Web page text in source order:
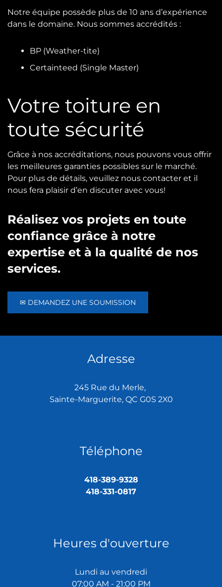
Notre équipe possède plus de 10 ans d’expérience
dans le domaine. Nous sommes accrédités :
BP (Weather-tite)
Certainteed (Single Master)
Votre toiture en
toute sécurité
Grâce à nos accréditations, nous pouvons vous offrir
les meilleures garanties possibles sur le marché.
Pour plus de détails, veuillez nous contacter et il
nous fera plaisir d’en discuter avec vous!
Réalisez vos projets en toute
confiance grâce à notre
expertise et à la qualité de nos
services.
✉ DEMANDEZ UNE SOUMISSION
Adresse
245 Rue du Merle,
Sainte-Marguerite, QC G0S 2X0
Téléphone
418-389-9328
418-331-0817
Heures d'ouverture
Lundi au vendredi
07:00 AM - 21:00 PM